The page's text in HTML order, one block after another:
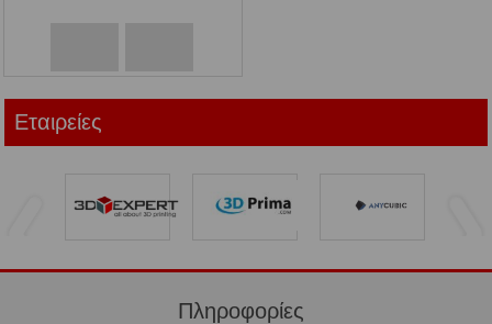
Εταιρείες
Πληροφορίες